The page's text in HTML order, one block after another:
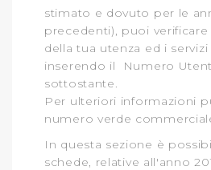
Utilizziamo dei cookie tecnici
fruibile il sito web abilitandone
la navigazione sulle pagine e
protette. In linea con le
dall’Utente e con i consensi
cookie possono essere inoltre
traffico sul nostro sito web, per
contenuti ed annunci e per
stimato e dovuto per le
precedenti), puoi
della tua utenza ed i
inserendo il Numero
sottostante.
Per ulteriori informazioni
numero verde
In questa sezione è
schede, relative all'anno